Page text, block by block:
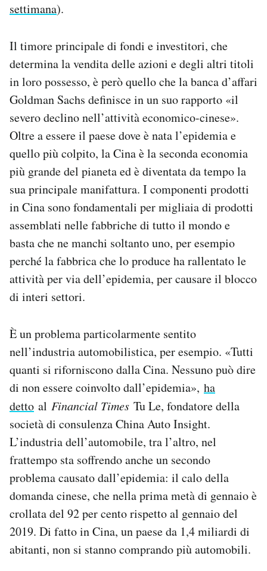
settimana).
Il timore principale di fondi e investitori, che
determina la vendita delle azioni e degli altri titoli
in loro possesso, è però quello che la banca d’affari
Goldman Sachs definisce in un suo rapporto «il
severo declino nell’attività economico-cinese».
Oltre a essere il paese dove è nata l’epidemia e
quello più colpito, la Cina è la seconda economia
più grande del pianeta ed è diventata da tempo la
sua principale manifattura. I componenti prodotti
in Cina sono fondamentali per migliaia di prodotti
assemblati nelle fabbriche di tutto il mondo e
basta che ne manchi soltanto uno, per esempio
perché la fabbrica che lo produce ha rallentato le
attività per via dell’epidemia, per causare il blocco
di interi settori.
È un problema particolarmente sentito
nell’industria automobilistica, per esempio. «Tutti
quanti si riforniscono dalla Cina. Nessuno può dire
di non essere coinvolto dall’epidemia», ha
detto al Financial Times Tu Le, fondatore della
società di consulenza China Auto Insight.
L’industria dell’automobile, tra l’altro, nel
frattempo sta soffrendo anche un secondo
problema causato dall’epidemia: il calo della
domanda cinese, che nella prima metà di gennaio è
crollata del 92 per cento rispetto al gennaio del
2019. Di fatto in Cina, un paese da 1,4 miliardi di
abitanti, non si stanno comprando più automobili.